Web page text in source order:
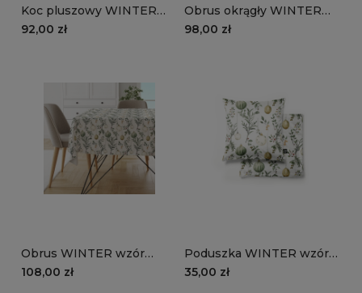
Koc pluszowy WINTER
wzór BN82 | Pastelowe
92,00 zł
Obrus okrągły WINTER
wzór BN82 | Pastelowe
98,00 zł
Obrus WINTER wzór
BN82 | Pastelowe bombki
108,00 zł
Poduszka WINTER wzór
BN82 | Pastelowe bombki
35,00 zł